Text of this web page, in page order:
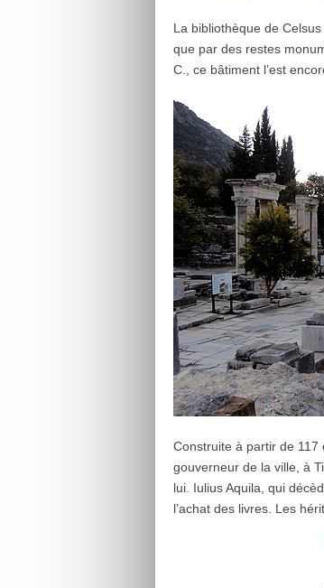
La bibliothèque de
que par des restes
C., ce bâtiment l’est
Construite à partir de 117
gouverneur de la ville, à
lui. Iulius Aquila, qui
l’achat des livres. Les